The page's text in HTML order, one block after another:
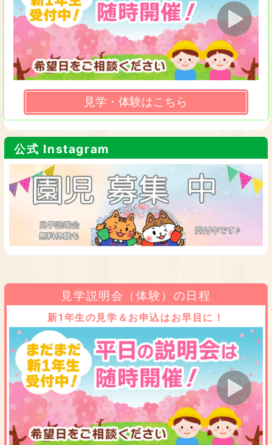
見学・体験はこちら
公式 Instagram
見学説明会（体験）の日程
新1年生の見学＆お申込はお早目に！